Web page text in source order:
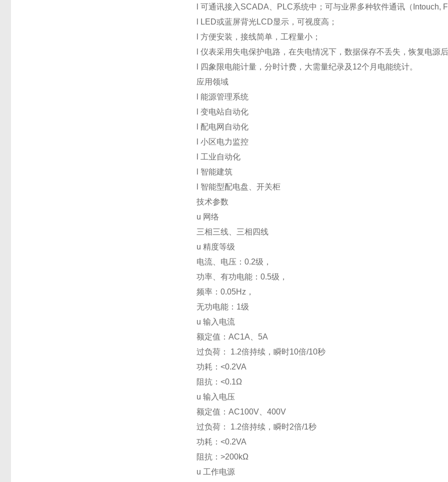
l可通讯接入SCADA、PLC系统中；可与业界多种软件通讯（Intouch,
l LED或蓝屏背光LCD显示，可视度高；
l方便安装，接线简单，工程量小；
l仪表采用失电保护电路，在失电情况下，数据保存不丢失，恢复电源
四象限电能计量，分时计费，大需量纪录及12个月电能统计。
应用领域
l能源管理系统
l变电站自动化
配电网自动化
l小区电力监控
工业自动化
智能建筑
智能型配电盘、开关柜
技术参数
u 网络
三相三线、三相四线
u精度等级
电流、电压：0.2级，
功率、有功电能：0.5级，
频率：0.05Hz，
无功电能：1级
u输入电流
额定值：AC1A、5A
过负荷： 1.2倍持续，瞬时10倍/10秒
功耗：<0.2VA
阻抗：<0.1Ω
u输入电压
额定值：AC100V、400V
过负荷： 1.2倍持续，瞬时2倍/1秒
功耗：<0.2VA
阻抗：>200kΩ
u 工作电源